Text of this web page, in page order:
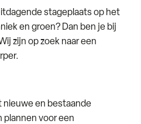
stageplaats op het
en groen? Dan ben je bij
zijn op zoek naar een
nieuwe en bestaande
plannen voor een